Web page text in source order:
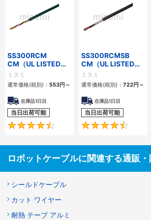
SS300RCM
CM（UL LISTED規
格・NEPA対応） 小
径
ミスミ
通常価格(税別)： 553円 ～
在庫品1日目
当日出荷可能
4.7
SS300RCMSB
CM（UL LISTED規
格・NEPA対応） 小
径 シールド付
ミスミ
通常価格(税別)： 722円 ～
在庫品1日目
当日出荷可能
ロボットケーブルに関連する通販
シールドケーブル
カット ワイヤー
耐熱 テープ アルミ